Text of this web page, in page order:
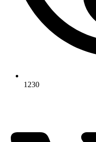
1230